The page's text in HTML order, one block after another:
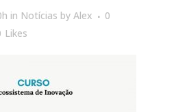
in Notícias by Alex
0
Likes